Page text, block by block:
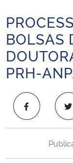
Ministério da Infraestrutura
Ministério da
Ministério da Educação
Ministério da Cidadania
Ministério da Saúde
Ministério de Minas e
Início do conteúdo
BOLSAS
PRH-